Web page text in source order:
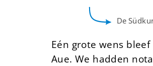
De
Eén grote wens
Aue. We hadden